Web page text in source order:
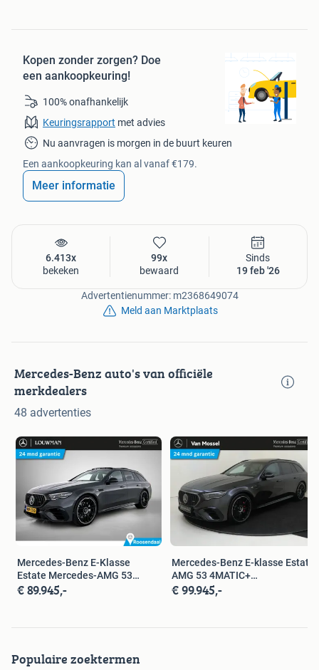
Kopen zonder zorgen? Doe
een aankoopkeuring!
100% onafhankelijk
Keuringsrapport met advies
Nu aanvragen is morgen in de buurt keuren
Een aankoopkeuring kan al vanaf €179.
Meer informatie
6.413x
bekeken
99x
bewaard
Sinds
19 feb '26
Advertentienummer: m2368649074
Meld aan Marktplaats
Mercedes-Benz auto's van officiële
merkdealers
48 advertenties
Mercedes-Benz E-Klasse
Estate Mercedes-AMG 53
4MATIC+ Nightp
€ 89.945,-
Mercedes-Benz E-klasse Estate
AMG 53 4MATIC+
Panoramadak / A
€ 99.945,-
Populaire zoektermen